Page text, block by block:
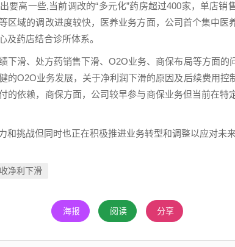
要高一些,当前调改的“多元化”药房超过400家，单店销
区域的调改进度较快，医养业务方面，公司首个集中医
及药店结合诊所体系。
下滑、处方药销售下滑、O2O业务、商保布局等方面的
的O2O业务发展，关于净利润下滑的原因及后续费用控
的依赖，商保方面，公司较早参与商保业务但当前在特
和挑战但同时也正在积极推进业务转型和调整以应对未
净利下滑
海报 阅读 分享